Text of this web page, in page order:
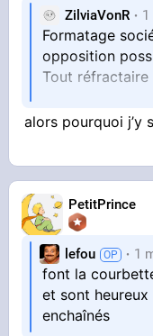
ZilviaVonR
Formatage
opposition
Tout
soit un
alors pourquoi j’y
PetitPrince
lefou 1
font la
et sont
enchaînés